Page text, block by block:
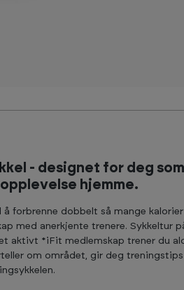
- designet for deg
hjemme.
forbrenne dobbelt så mange
med anerkjente trenere. Sykkeltur
aktivt *iFit medlemskap trener du
om området, gir deg